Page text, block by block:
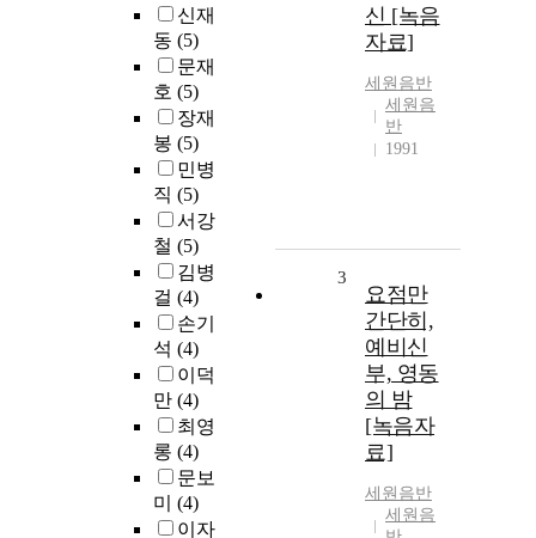
신재
동 (5)
문재
호 (5)
장재
봉 (5)
민병
직 (5)
서강
철 (5)
김병
걸 (4)
손기
석 (4)
이덕
만 (4)
최영
롱 (4)
문보
미 (4)
이자
신 [녹음
자료]
세원음반
세원음
반
1991
3
요점만
간단히,
예비신
부, 영동
의 밤
[녹음자
료]
세원음반
세원음